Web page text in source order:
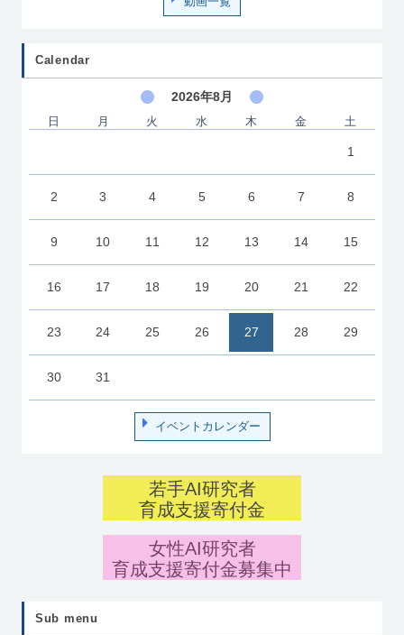
Calendar
2026年8月
日 月 火 水 木 金 土
1
2 3 4 5 6 7 8
9 10 11 12 13 14 15
16 17 18 19 20 21 22
23 24 25 26 27 28 29
30 31
イベントカレンダー
若手AI研究者
育成支援寄付金
女性AI研究者
育成支援寄付金募集中
Sub menu